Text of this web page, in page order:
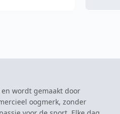
wordt gemaakt door
oogmerk, zonder